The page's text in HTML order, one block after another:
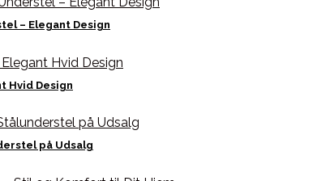
– Elegant Design
Hvid Design
på Udsalg